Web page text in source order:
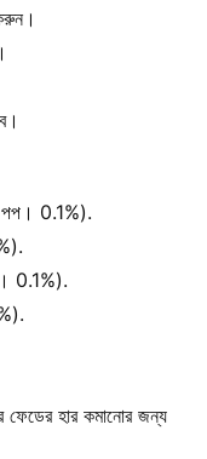
0.1%).
0.1%).
ফেডের হার কমানোর জন্য